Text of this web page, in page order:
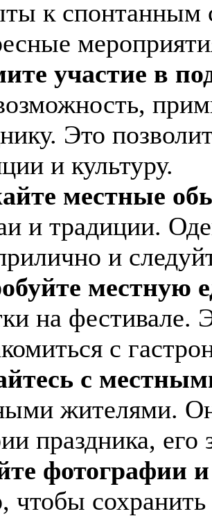
к спонтанным
участие в
Это
и культуру.
местные
и традиции.
и
местную
на фестивале.
с
с
жителями.
праздника,
фотографии
чтобы